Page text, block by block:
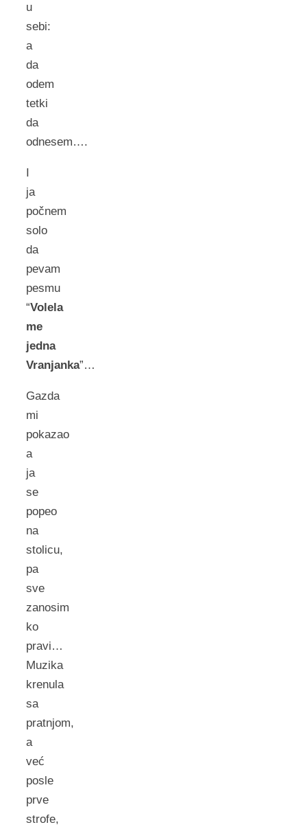
u
sebi:
a
da
odem
tetki
da
odnesem….
I
ja
počnem
solo
da
pevam
pesmu
“Volela
me
jedna
Vranjanka”…
Gazda
mi
pokazao
a
ja
se
popeo
na
stolicu,
pa
sve
zanosim
ko
pravi…
Muzika
krenula
sa
pratnjom,
a
već
posle
prve
strofe,